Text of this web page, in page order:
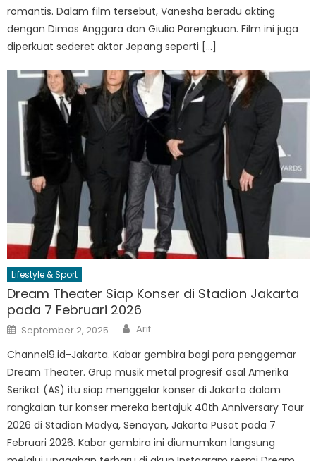
romantis. Dalam film tersebut, Vanesha beradu akting
dengan Dimas Anggara dan Giulio Parengkuan. Film ini juga
diperkuat sederet aktor Jepang seperti […]
Lifestyle & Sport
Dream Theater Siap Konser di Stadion Jakarta
pada 7 Februari 2026
Posted
on
September 2, 2025 Author
Arif
Channel9.id-Jakarta. Kabar gembira bagi para penggemar
Dream Theater. Grup musik metal progresif asal Amerika
Serikat (AS) itu siap menggelar konser di Jakarta dalam
rangkaian tur konser mereka bertajuk 40th Anniversary Tour
2026 di Stadion Madya, Senayan, Jakarta Pusat pada 7
Februari 2026. Kabar gembira ini diumumkan langsung